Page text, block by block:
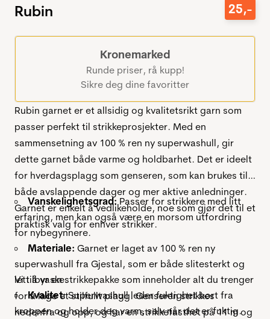
Rubin 25,-
Kronemarked
Runde priser, rå kupp!
Sikre deg dine favoritter
Rubin garnet er et allsidig og kvalitetsrikt garn som
passer perfekt til strikkeprosjekter. Med en
sammensetning av 100 % ren ny superwashull, gir
dette garnet både varme og holdbarhet. Det er ideelt
for hverdagsplagg som genseren, som kan brukes til
både avslappende dager og mer aktive anledninger.
Garnet er enkelt å vedlikeholde, noe som gjør det til et
praktisk valg for enhver strikker.
Vanskelighetsgrad:Passer for strikkere med litt
erfaring, men kan også være en morsom utfordring
for nybegynnere.
Materiale: Garnet er laget av 100 % ren ny
superwashull fra Gjestal, som er både slitesterkt og
lett å vaske.
Kvalitet:Superwashull leder fuktighet bort fra
kroppen og holder deg varm, selv når det er fuktig.
Vi tilbyr en strikkepakke som inneholder alt du trenger
for å lage et stilfullt plagg. Genseren strikkes
nedenfra og opp, og har en strikkefasthet på 11 m og